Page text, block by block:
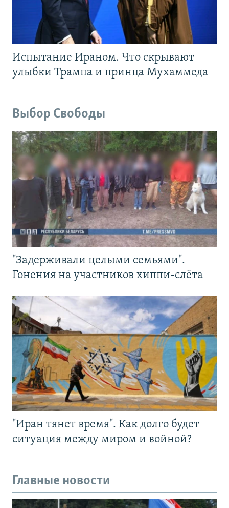
Испытание Ираном. Что скрывают
улыбки Трампа и принца Мухаммеда
Выбор Свободы
"Задерживали целыми семьями".
Гонения на участников хиппи-слёта
"Иран тянет время". Как долго будет
ситуация между миром и войной?
Главные новости